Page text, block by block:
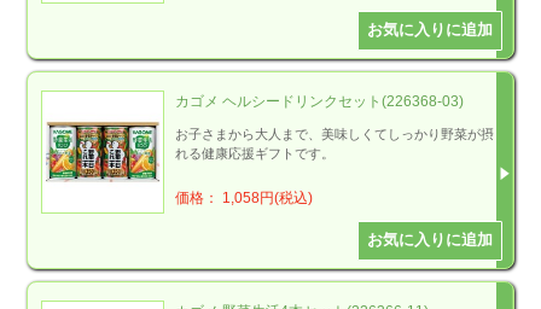
カゴメ ヘルシードリンクセット(226368-03)
お子さまから大人まで、美味しくてしっかり野菜が摂
れる健康応援ギフトです。
価格： 1,058円(税込)